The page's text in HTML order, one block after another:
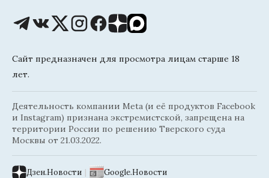
Сайт предназначен для просмотра лицам старше 18
лет.
Деятельность компании Meta (и её продуктов Facebook
и Instagram) признана экстремистской, запрещена на
территории России по решению Тверского суда
Москвы от 21.03.2022.
Дзен.Новости | Google.Новости